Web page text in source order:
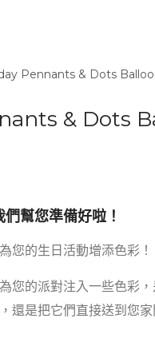
Pennants & Dots
& Dots
幫您準備好啦！
您的生日活動增添色彩！
您的派對注入一些色彩
還是把它們直接送到您